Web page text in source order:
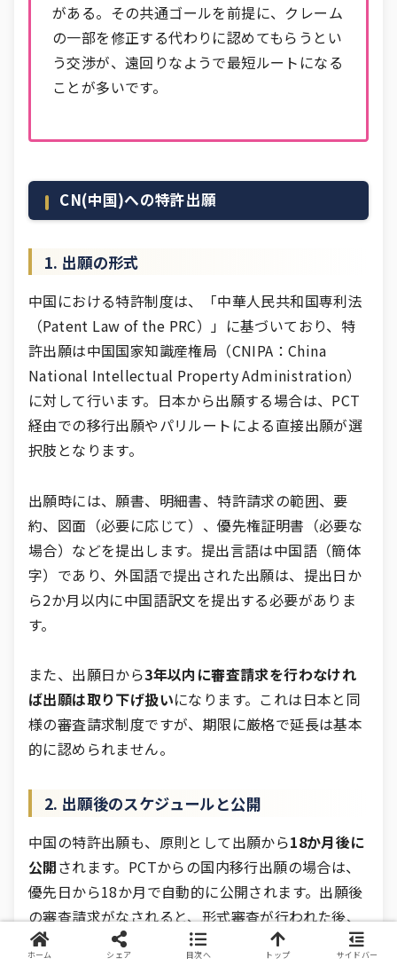
がある。その共通ゴールを前提に、クレーム
の一部を修正する代わりに認めてもらうとい
う交渉が、遠回りなようで最短ルートになる
ことが多いです。
CN(中国)への特許出願
1. 出願の形式
中国における特許制度は、「中華人民共和国専利法
（Patent Law of the PRC）」に基づいており、特
許出願は中国国家知識産権局（CNIPA：China
National Intellectual Property Administration）
に対して行います。日本から出願する場合は、PCT
経由での移行出願やパリルートによる直接出願が選
択肢となります。
出願時には、願書、明細書、特許請求の範囲、要
約、図面（必要に応じて）、優先権証明書（必要な
場合）などを提出します。提出言語は中国語（簡体
字）であり、外国語で提出された出願は、提出日か
ら2か月以内に中国語訳文を提出する必要がありま
す。
また、出願日から3年以内に審査請求を行わなけれ
ば出願は取り下げ扱いになります。これは日本と同
様の審査請求制度ですが、期限に厳格で延長は基本
的に認められません。
2. 出願後のスケジュールと公開
中国の特許出願も、原則として出願から18か月後に
公開されます。PCTからの国内移行出願の場合は、
優先日から18か月で自動的に公開されます。出願後
の審査請求がなされると、形式審査が行われた後、
実体審査が開始されます。
ホーム シェア 目次へ トップ サイドバー